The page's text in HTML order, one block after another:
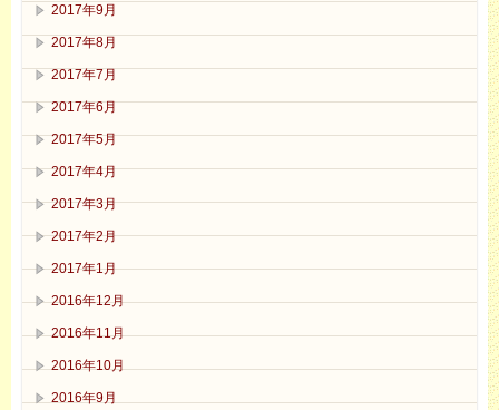
2017年9月
2017年8月
2017年7月
2017年6月
2017年5月
2017年4月
2017年3月
2017年2月
2017年1月
2016年12月
2016年11月
2016年10月
2016年9月